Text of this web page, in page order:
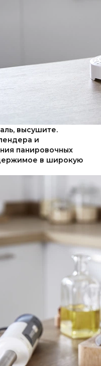
высушите.
и
панировочных
в широкую